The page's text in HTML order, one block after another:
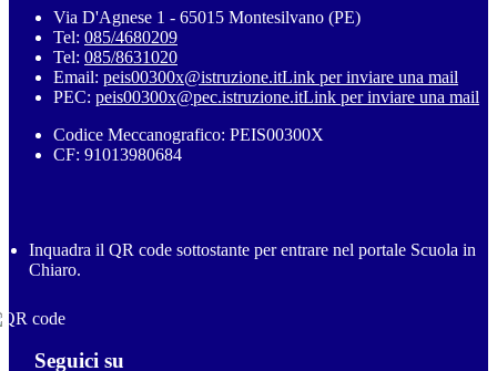
Via D'Agnese 1 - 65015 Montesilvano (PE)
Tel: 085/4680209
Tel: 085/8631020
Email: peis00300x@istruzione.itLink per inviare una mail
PEC: peis00300x@pec.istruzione.itLink per inviare una mail
Codice Meccanografico: PEIS00300X
CF: 91013980684
Inquadra il QR code sottostante per entrare nel portale Scuola in
Chiaro.
Seguici su